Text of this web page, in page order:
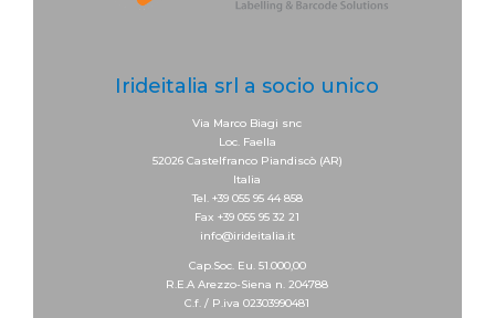
Irideitalia srl a socio unico
Via Marco Biagi snc
Loc. Faella
52026 Castelfranco Piandiscò (AR)
Italia
Tel. +39 055 95 44 858
Fax +39 055 95 32 21
info@irideitalia.it
Cap.Soc. Eu. 51.000,00
R.E.A Arezzo-Siena n. 204788
C.f. / P.iva 02303990481